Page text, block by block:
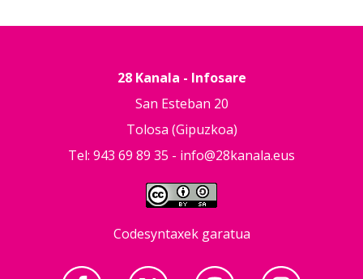
28 Kanala - Infosare
San Esteban 20
Tolosa (Gipuzkoa)
Tel: 943 69 89 35 - info@28kanala.eus
Codesyntaxek garatua